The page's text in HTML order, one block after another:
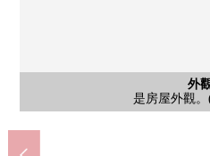
外
是房屋外觀
外
是房屋外
外
是房屋外
含有前面道
前面道
含有前面道
前面道
外
是房屋外
外
是房屋外觀
外
是房屋外
含有前面道
前面道
含有前面道
前面道
外
是房屋外觀
含有前面道
前面道
今裡站(OsakaMetro
步行13
今裡站(OsakaMetro
步行13
桃谷站(JR大阪環
步行17
超市玉出今裡
步行5